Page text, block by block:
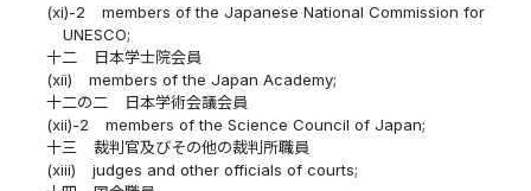
(xi)-2
members of the Japanese National Commission for
UNESCO;
十二
日本学士院会員
(xii)
members of the Japan Academy;
十二の二
日本学術会議会員
(xii)-2
members of the Science Council of Japan;
十三
裁判官及びその他の裁判所職員
(xiii)
judges and other officials of courts;